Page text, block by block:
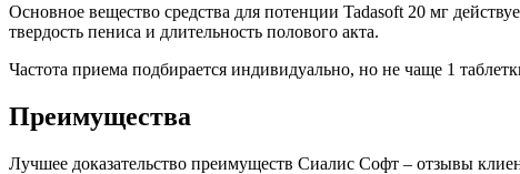
Основное вещество средства для потенции Tadasoft 20 мг
твердость пениса и длительность полового акта.
Частота приема подбирается индивидуально, но не чаще 1
Преимущества
Лучшее доказательство преимуществ Сиалис Софт – отзывы